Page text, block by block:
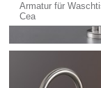
Armatur für
Cea